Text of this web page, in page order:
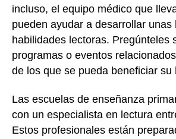
incluso, el equipo médico que
pueden ayudar a desarrollar unas
habilidades lectoras. Pregúnteles
programas o eventos
de los que se pueda beneficiar su
Las escuelas de enseñanza
con un especialista en lectura
Estos profesionales están